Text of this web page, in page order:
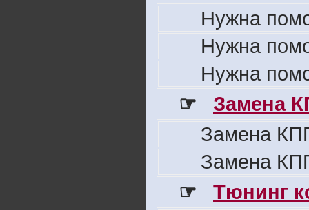
Нужна
Нужна
Нужна
☞
Замена
Замена
Замена
☞
Тюнинг